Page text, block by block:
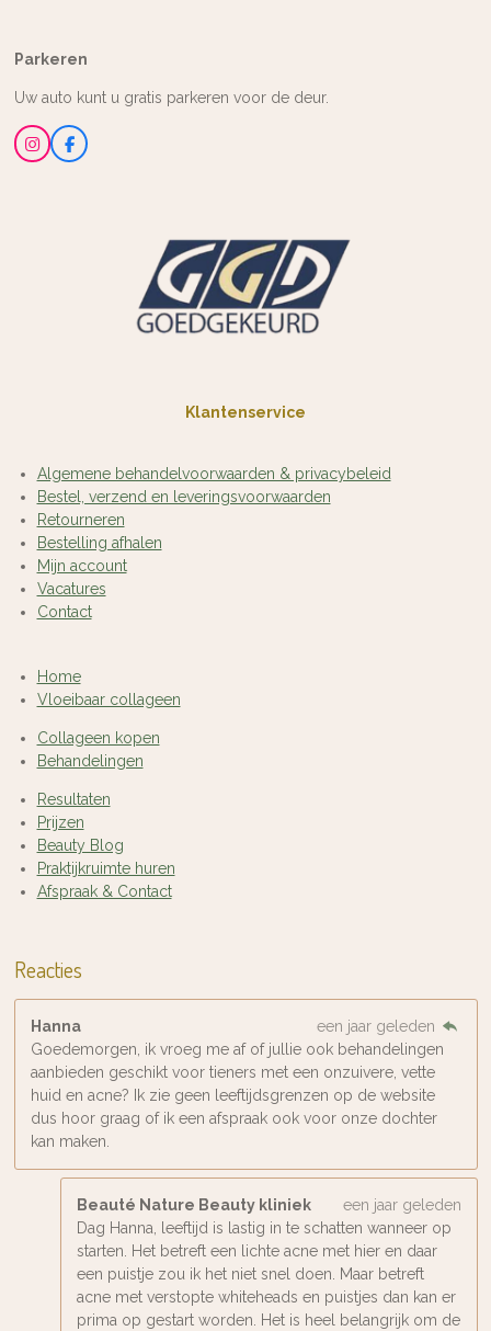
Parkeren
Uw auto kunt u gratis parkeren voor de deur.
I
n
F
a
Klantenservice
Algemene behandelvoorwaarden & privacybeleid
Bestel, verzend en leveringsvoorwaarden
Retourneren
Bestelling afhalen
Mijn account
Vacatures
Contact
Home
Vloeibaar collageen
Collageen kopen
Behandelingen
Resultaten
Prijzen
Beauty Blog
Praktijkruimte huren
Afspraak & Contact
Reacties
Hanna
een jaar geleden
Goedemorgen, ik vroeg me af of jullie ook behandelingen
aanbieden geschikt voor tieners met een onzuivere, vette
huid en acne? Ik zie geen leeftijdsgrenzen op de website
dus hoor graag of ik een afspraak ook voor onze dochter
kan maken.
Beauté Nature Beauty kliniek
een jaar geleden
Dag Hanna, leeftijd is lastig in te schatten wanneer op
starten. Het betreft een lichte acne met hier en daar
een puistje zou ik het niet snel doen. Maar betreft
acne met verstopte whiteheads en puistjes dan kan er
prima op gestart worden. Het is heel belangrijk om de